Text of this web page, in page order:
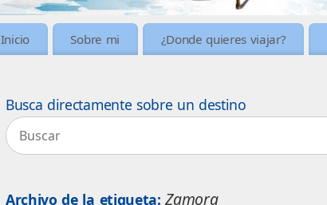
Inicio Sobre mi ¿Donde quieres viajar?
Busca directamente sobre un destino
Archivo de la etiqueta:Zamora